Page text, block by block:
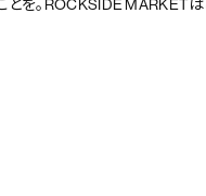
とを。ROCKSIDE MARKET